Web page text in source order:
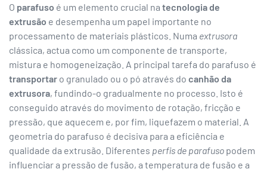
O parafuso é um elemento crucial na tecnologia de
extrusão e desempenha um papel importante no
processamento de materiais plásticos. Numa extrusora
clássica, actua como um componente de transporte,
mistura e homogeneização. A principal tarefa do parafuso é
transportar o granulado ou o pó através do canhão da
extrusora, fundindo-o gradualmente no processo. Isto é
conseguido através do movimento de rotação, fricção e
pressão, que aquecem e, por fim, liquefazem o material. A
geometria do parafuso é decisiva para a eficiência e
qualidade da extrusão. Diferentes perfis de parafuso podem
influenciar a pressão de fusão, a temperatura de fusão e a